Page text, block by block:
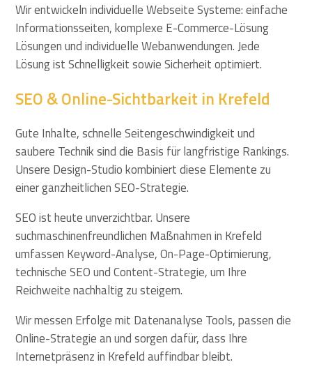
Wir entwickeln individuelle Webseite Systeme: einfache
Informationsseiten, komplexe E-Commerce-Lösung
Lösungen und individuelle Webanwendungen. Jede
Lösung ist Schnelligkeit sowie Sicherheit optimiert.
SEO & Online-Sichtbarkeit in Krefeld
Gute Inhalte, schnelle Seitengeschwindigkeit und
saubere Technik sind die Basis für langfristige Rankings.
Unsere Design-Studio kombiniert diese Elemente zu
einer ganzheitlichen SEO-Strategie.
SEO ist heute unverzichtbar. Unsere
suchmaschinenfreundlichen Maßnahmen in Krefeld
umfassen Keyword-Analyse, On-Page-Optimierung,
technische SEO und Content-Strategie, um Ihre
Reichweite nachhaltig zu steigern.
Wir messen Erfolge mit Datenanalyse Tools, passen die
Online-Strategie an und sorgen dafür, dass Ihre
Internetpräsenz in Krefeld auffindbar bleibt.